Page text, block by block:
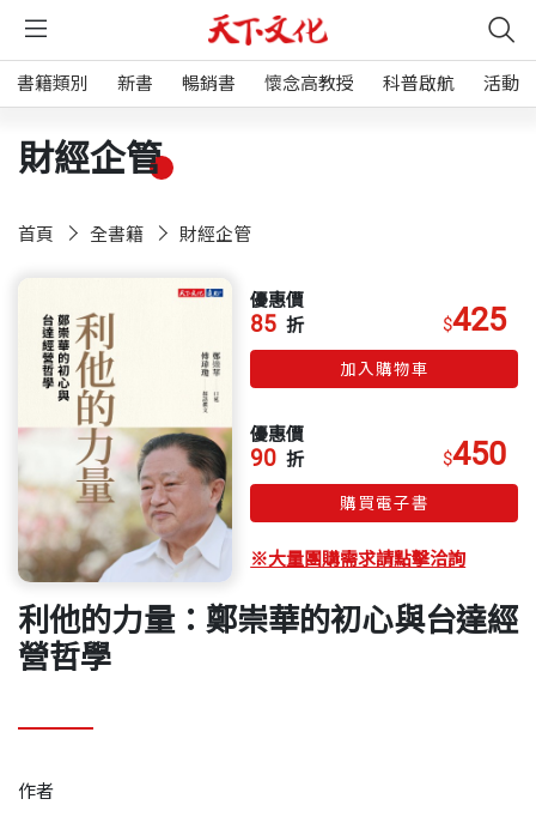
書籍類別 新書 暢銷書 懷念高教授 科普啟航 活動
財經企管
首頁 全書籍 財經企管
優惠價
85 折 $425
加入購物車
優惠價
90 折 $450
購買電子書
※大量團購需求請點擊洽詢
利他的力量：鄭崇華的初心與台達經
營哲學
作者